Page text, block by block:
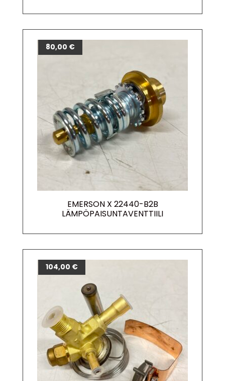
EMERSON X 22440-B2B
LÄMPÖPAISUNTAVENTTIILI
80,00 €
104,00 €